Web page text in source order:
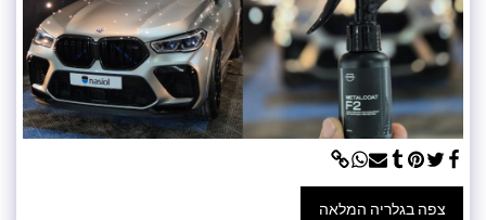
צפה בגלריה המלאה